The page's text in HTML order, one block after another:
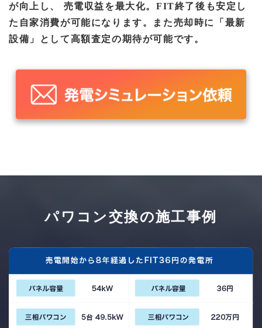
が向上し、 売電収益を最大化。FIT終了後も安定し
た自家消費が可能になります。また売却時に「最新
設備」として高額査定の期待が可能です。
パワコン交換の施工事例